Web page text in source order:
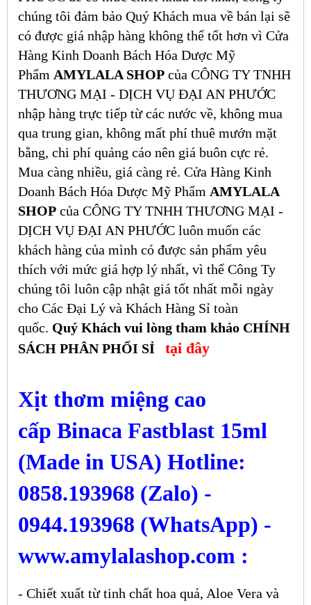
chúng tôi đảm bảo Quý Khách mua về bán lại sẽ
có được giá nhập hàng không thể tốt hơn vì Cửa
Hàng Kinh Doanh Bách Hóa Dược Mỹ
Phẩm AMYLALA SHOP của CÔNG TY TNHH
THƯƠNG MẠI - DỊCH VỤ ĐẠI AN PHƯỚC
nhập hàng trực tiếp từ các nước về, không mua
qua trung gian, không mất phí thuê mướn mặt
bằng, chi phí quảng cáo nên giá buôn cực rẻ.
Mua càng nhiều, giá càng rẻ. Cửa Hàng Kinh
Doanh Bách Hóa Dược Mỹ Phẩm AMYLALA
SHOP của CÔNG TY TNHH THƯƠNG MẠI -
DỊCH VỤ ĐẠI AN PHƯỚC luôn muốn các
khách hàng của mình có được sản phẩm yêu
thích với mức giá hợp lý nhất, vì thế Công Ty
chúng tôi luôn cập nhật giá tốt nhất mỗi ngày
cho Các Đại Lý và Khách Hàng Sỉ toàn
quốc. Quý Khách vui lòng tham khảo CHÍNH
SÁCH PHÂN PHỐI SỈ
tại đây
Xịt thơm miệng cao
cấp Binaca Fastblast 15ml
(Made in USA) Hotline:
0858.193968 (Zalo) -
0944.193968 (WhatsApp) -
www.amylalashop.com :
- Chiết xuất từ tinh chất hoa quả, Aloe Vera và